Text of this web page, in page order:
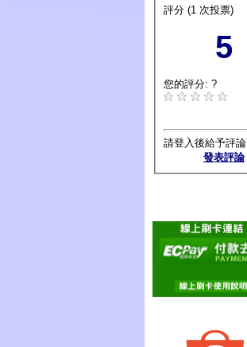
評分 (1 次投票)
5
您的評分: ?
請登入後給予評論
發表評論